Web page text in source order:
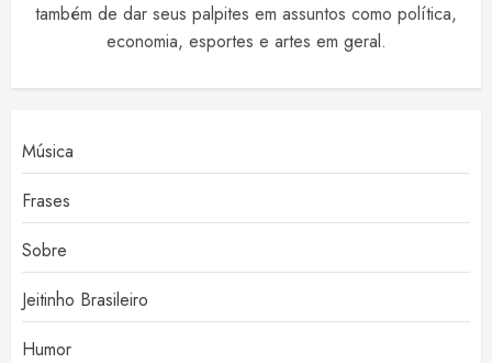
também de dar seus palpites em assuntos como política,
economia, esportes e artes em geral.
Música
Frases
Sobre
Jeitinho Brasileiro
Humor